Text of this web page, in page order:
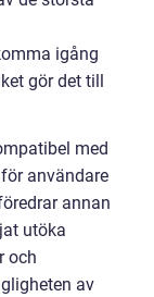
igång
gör det till
med
användare
annan
utöka
och
av